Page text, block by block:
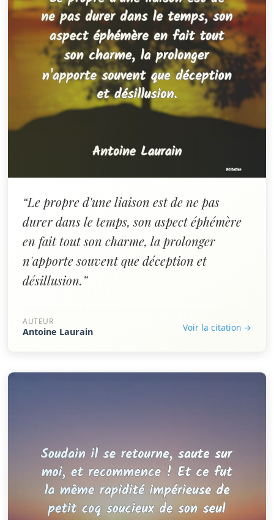
“Le propre d'une liaison est de ne pas
durer dans le temps, son aspect éphémère
en fait tout son charme, la prolonger
n'apporte souvent que déception et
désillusion.”
AUTEUR
Antoine Laurain Voir la citation →